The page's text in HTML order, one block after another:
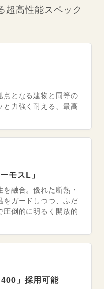
超高性能スペック
となる建物と同等の
力強く耐える、最高
モスL」
融合。優れた断熱・
ガードしつつ、ふだ
倒的に明るく開放的
」採用可能